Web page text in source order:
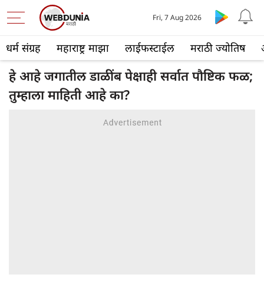
धर्म संग्रह महाराष्ट्र माझा लाईफस्टाईल मराठी ज्योतिष
Fri, 7 Aug 2026
हे आहे जगातील डाळींब पेक्षाही सर्वात पौष्टिक फळ;
तुम्हाला माहिती आहे का?